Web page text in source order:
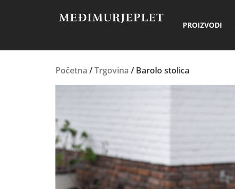
PROIZVODI
Početna /Trgovina / Barolo stolica